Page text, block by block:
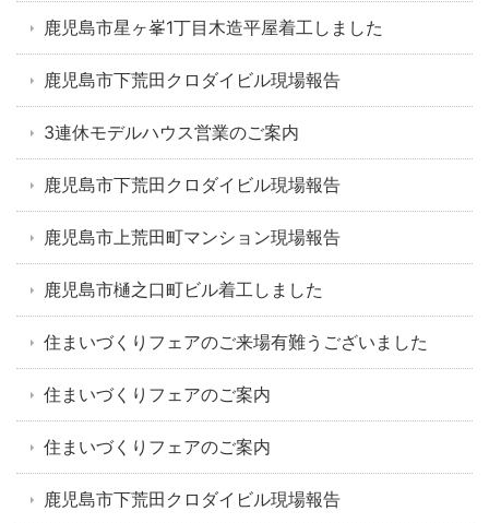
鹿児島市星ヶ峯1丁目木造平屋着工しました
鹿児島市下荒田クロダイビル現場報告
3連休モデルハウス営業のご案内
鹿児島市下荒田クロダイビル現場報告
鹿児島市上荒田町マンション現場報告
鹿児島市樋之口町ビル着工しました
住まいづくりフェアのご来場有難うございました
住まいづくりフェアのご案内
住まいづくりフェアのご案内
鹿児島市下荒田クロダイビル現場報告